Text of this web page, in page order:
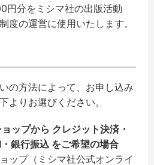
円分をミシマ社の出版活動
度の運営に使用いたします。
の方法によって、お申し込み
よりお選びください。
ップから クレジット決済・
銀行振込 をご希望の場合
ップ（ミシマ社公式オンライ